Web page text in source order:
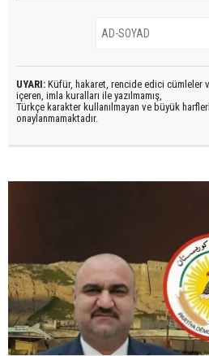
UYARI: Küfür, hakaret, rencide edici cümleler
içeren, imla kuralları ile yazılmamış,
Türkçe karakter kullanılmayan ve büyük
onaylanmamaktadır.